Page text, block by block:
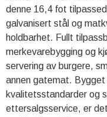
denne 16,4 fot
galvanisert stål og
holdbarhet. Fullt
merkevarebygging og
servering av burgere,
annen gatemat.
kvalitetsstandarder og
ettersalgsservice, er